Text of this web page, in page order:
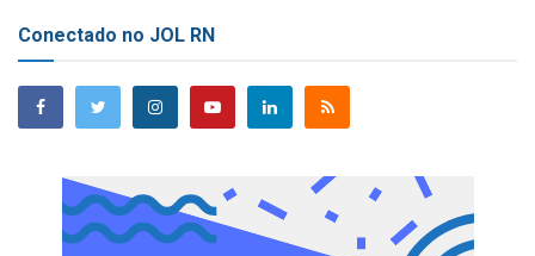
Conectado no JOL RN